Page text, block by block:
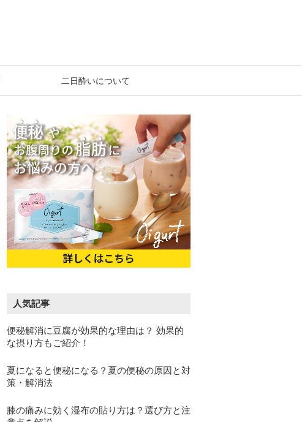
二日酔いについて
人気記事
便秘解消に豆腐が効果的な理由は？ 効果的
な摂り方もご紹介！
夏になると便秘になる？夏の便秘の原因と対
策・解消法
膝の痛みに効く湿布の貼り方は？選び方と注